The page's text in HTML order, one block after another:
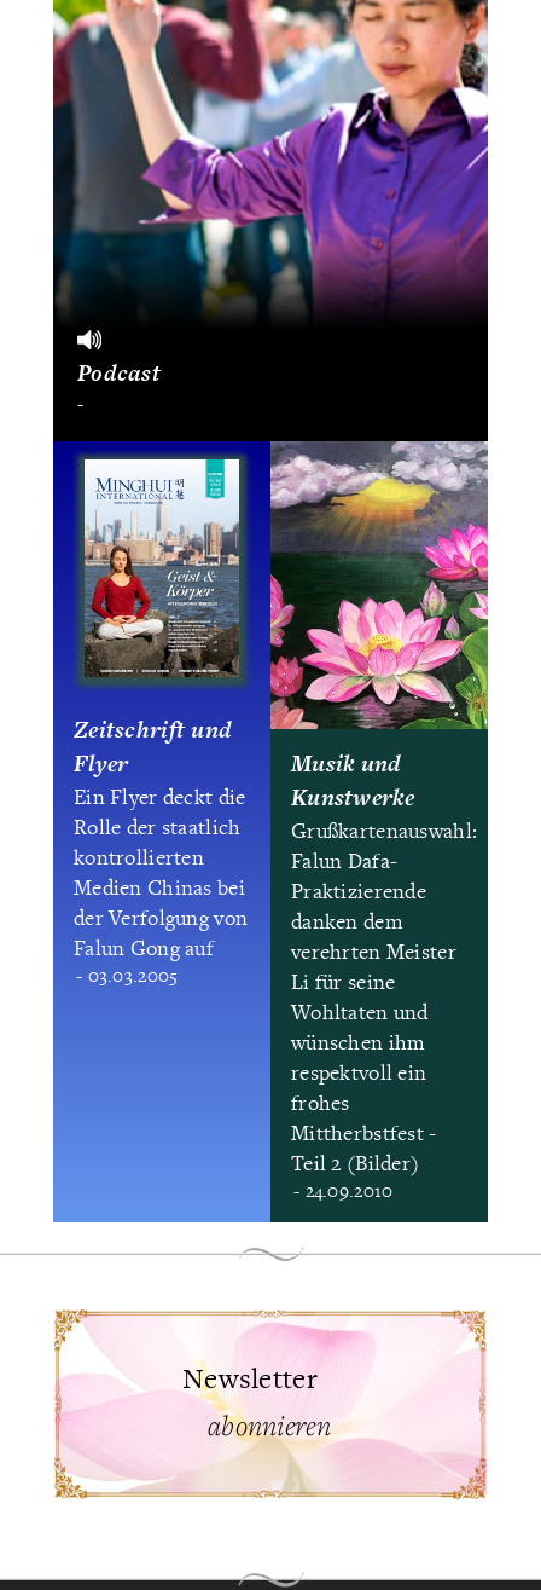
Podcast
-
Zeitschrift und
Flyer
Ein Flyer deckt die
Rolle der staatlich
kontrollierten
Medien Chinas bei
der Verfolgung von
Falun Gong auf
- 03.03.2005
Musik und
Kunstwerke
Grußkartenauswahl:
Falun Dafa-
Praktizierende
danken dem
verehrten Meister
Li für seine
Wohltaten und
wünschen ihm
respektvoll ein
frohes
Mittherbstfest -
Teil 2 (Bilder)
- 24.09.2010
abonnieren
Newsletter